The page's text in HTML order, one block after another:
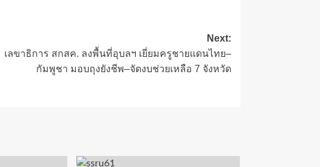
Next:
เลขาธิการ สกสค. ลงพื้นที่อุบลฯ เยี่ยมครูชายแดนไทย–
กัมพูชา มอบถุงยังชีพ–จัดงบช่วยเหลือ 7 จังหวัด